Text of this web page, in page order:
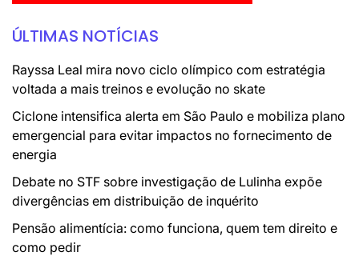
ÚLTIMAS NOTÍCIAS
Rayssa Leal mira novo ciclo olímpico com estratégia
voltada a mais treinos e evolução no skate
Ciclone intensifica alerta em São Paulo e mobiliza plano
emergencial para evitar impactos no fornecimento de
energia
Debate no STF sobre investigação de Lulinha expõe
divergências em distribuição de inquérito
Pensão alimentícia: como funciona, quem tem direito e
como pedir